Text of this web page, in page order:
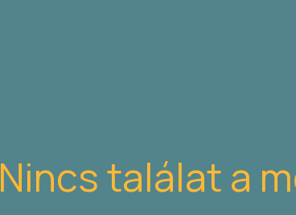
Nincs találat a